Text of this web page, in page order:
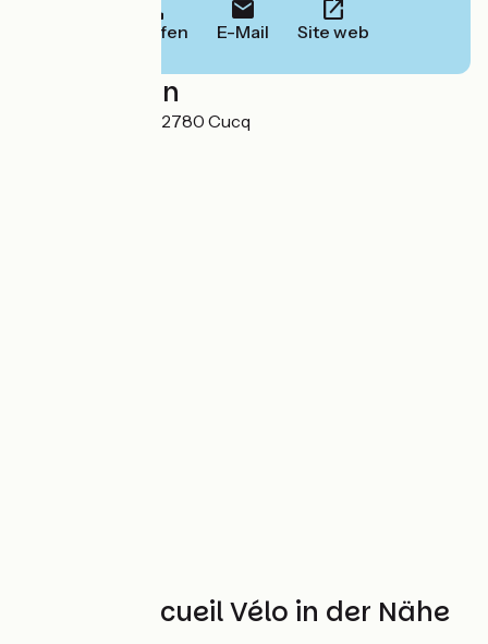
Anrufen E-Mail Site web
Localisation
149 bd. de Berck 62780 Cucq
Weitere Accueil Vélo in der Nähe